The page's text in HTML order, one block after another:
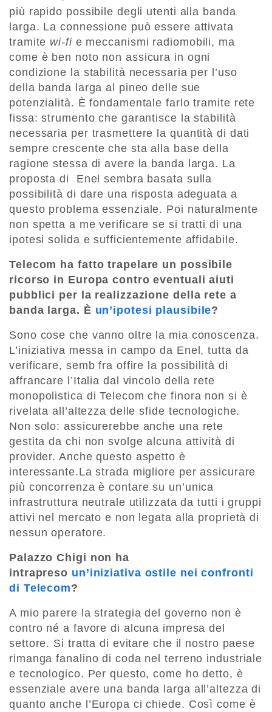
più rapido possibile degli utenti alla banda
larga. La connessione può essere attivata
tramite wi-fie meccanismi radiomobili, ma
come è ben noto non assicura in ogni
condizione la stabilità necessaria per l’uso
della banda larga al pineo delle sue
potenzialità. È fondamentale farlo tramite rete
fissa: strumento che garantisce la stabilità
necessaria per trasmettere la quantità di dati
sempre crescente che sta alla base della
ragione stessa di avere la banda larga. La
proposta di Enel sembra basata sulla
possibilità di dare una risposta adeguata a
questo problema essenziale. Poi naturalmente
non spetta a me verificare se si tratti di una
ipotesi solida e sufficientemente affidabile.
Telecom ha fatto trapelare un possibile
ricorso in Europa contro eventuali aiuti
pubblici per la realizzazione della rete a
banda larga. È un’ipotesi plausibile?
Sono cose che vanno oltre la mia conoscenza.
L’iniziativa messa in campo da Enel, tutta da
verificare, semb fra offire la possibilità di
affrancare l’Italia dal vincolo della rete
monopolistica di Telecom che finora non si è
rivelata all’altezza delle sfide tecnologiche.
Non solo: assicurerebbe anche una rete
gestita da chi non svolge alcuna attività di
provider. Anche questo aspetto è
interessante.La strada migliore per assicurare
più concorrenza è contare su un’unica
infrastruttura neutrale utilizzata da tutti i gruppi
attivi nel mercato e non legata alla proprietà di
nessun operatore.
Palazzo Chigi non ha
intrapreso un’iniziativa ostile nei confronti
di Telecom?
A mio parere la strategia del governo non è
contro né a favore di alcuna impresa del
settore. Si tratta di evitare che il nostro paese
rimanga fanalino di coda nel terreno industriale
e tecnologico. Per questo, come ho detto, è
essenziale avere una banda larga all’altezza di
quanto anche l’Europa ci chiede. Così come è